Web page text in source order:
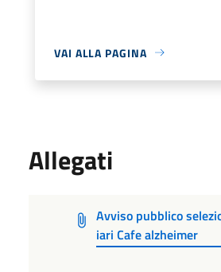
VAI ALLA PAGINA
Allegati
Avviso pubblico
iari Cafe alzheimer